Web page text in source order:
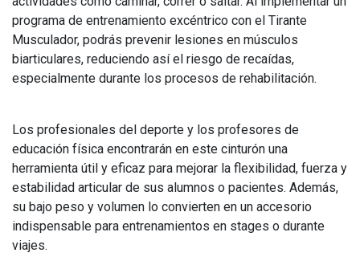
programa de entrenamiento excéntrico con el Tirante
Musculador, podrás prevenir lesiones en músculos
biarticulares, reduciendo así el riesgo de recaídas,
especialmente durante los procesos de rehabilitación.
Los profesionales del deporte y los profesores de
educación física encontrarán en este cinturón una
herramienta útil y eficaz para mejorar la flexibilidad, fuerza y
estabilidad articular de sus alumnos o pacientes. Además,
su bajo peso y volumen lo convierten en un accesorio
indispensable para entrenamientos en stages o durante
viajes.